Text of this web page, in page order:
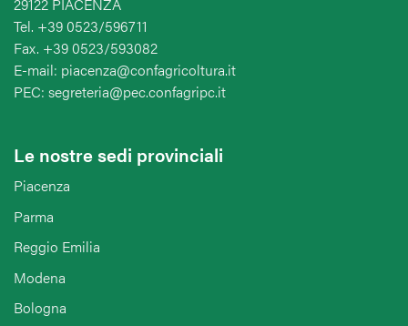
29122 PIACENZA
Tel. +39 0523/596711
Fax. +39 0523/593082
E-mail: piacenza@confagricoltura.it
PEC: segreteria@pec.confagripc.it
Le nostre sedi provinciali
Piacenza
Parma
Reggio Emilia
Modena
Bologna